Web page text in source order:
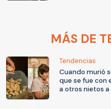
MÁS DE
Tendencias
Cuando murió
que se fue con
a otros nietos